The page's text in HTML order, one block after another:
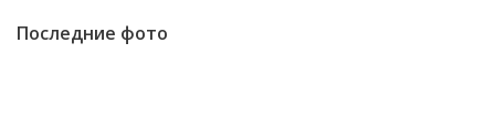
Последние фото